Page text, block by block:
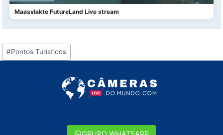
Maasvlakte FutureLand Live stream
Tags
do
#Pontos Turísticos